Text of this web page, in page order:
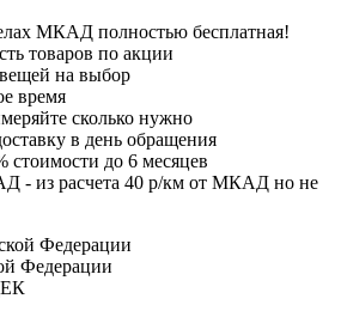
МКАД полностью бесплатная!
товаров по акции
на выбор
время
сколько нужно
в день обращения
стоимости до 6 месяцев
- из расчета 40 р/км от МКАД но не
Федерации